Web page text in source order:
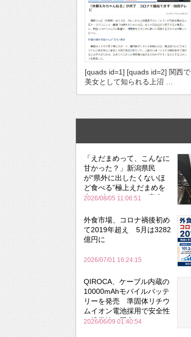
[quads id=1] [quads id=2] 関西で
美女として知られる上沼 …
「えだまめって、こんなに
甘かった？」新潟県民
が“県外に出したくないほ
ど食べる”極上えだまめを
森のビアガーデンで実食
2026/08/05 11:06:51
外食市場、コロナ禍後初め
て2019年超え 5月は3282
億円に
2026/07/01 16:24:15
QIROCA、ケーブル内蔵の
10000mAhモバイルバッテ
リーを発売 準固体リチウ
ムイオン電池採用で安全性
と携帯性を両立
2026/06/09 01:40:54